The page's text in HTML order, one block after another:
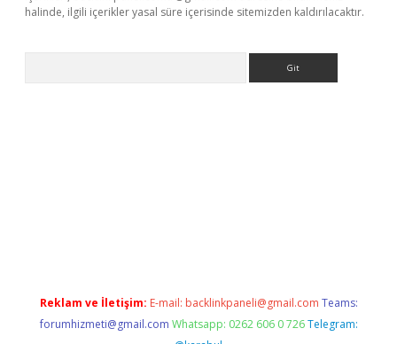
halinde, ilgili içerikler yasal süre içerisinde sitemizden kaldırılacaktır.
Reklam ve İletişim: E-mail: backlinkpaneli@gmail.com Teams:
forumhizmeti@gmail.com Whatsapp: 0262 606 0 726 Telegram: